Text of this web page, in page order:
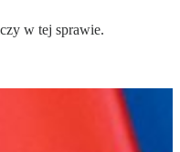
w tej sprawie.